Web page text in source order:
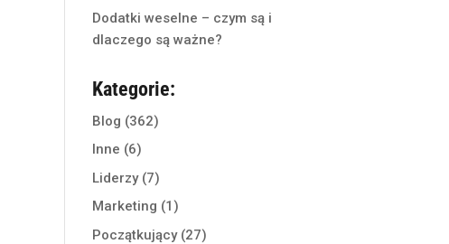
Dodatki weselne – czym są i
dlaczego są ważne?
Kategorie:
Blog (362)
Inne (6)
Liderzy(7)
Marketing (1)
Początkujący(27)